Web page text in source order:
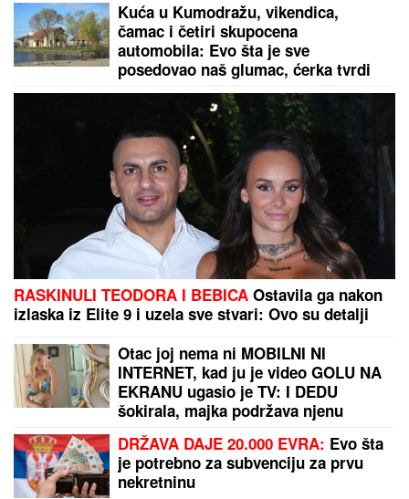
Kuća u Kumodražu, vikendica,
čamac i četiri skupocena
automobila: Evo šta je sve
posedovao naš glumac, ćerka tvrdi
da je PREVARENA ZA NASLEDSTVO
RASKINULI TEODORA I BEBICA Ostavila ga nakon
izlaska iz Elite 9 i uzela sve stvari: Ovo su detalji
Otac joj nema ni MOBILNI NI
INTERNET, kad ju je video GOLU NA
EKRANU ugasio je TV: I DEDU
šokirala, majka podržava njenu
karijeru! Ovo je "obična" porodica
NAJVEĆE UZDANICE HOLIVUDA
DRŽAVA DAJE 20.000 EVRA: Evo šta
je potrebno za subvenciju za prvu
nekretninu